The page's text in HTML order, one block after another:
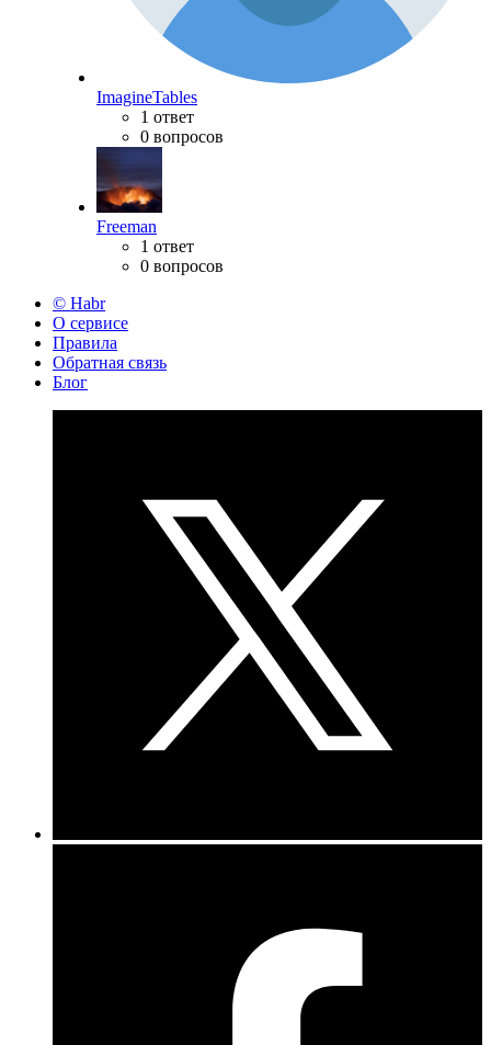
ImagineTables
1 ответ
0 вопросов
Freeman
1 ответ
0 вопросов
© Habr
О сервисе
Правила
Обратная связь
Блог